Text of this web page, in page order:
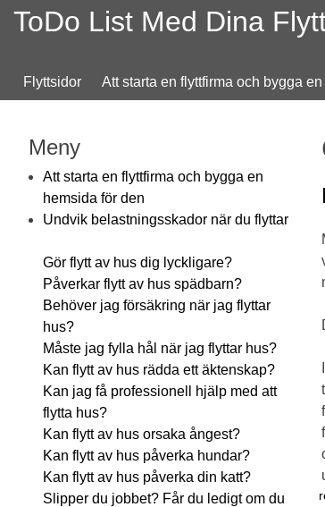
ToDo List Med Dina
Flyttsidor Att starta en flyttfirma och bygga
Meny
Att starta en flyttfirma och bygga en
hemsida för den
Undvik belastningsskador när du flyttar
Gör flytt av hus dig lyckligare?
Påverkar flytt av hus spädbarn?
Behöver jag försäkring när jag flyttar
hus?
Måste jag fylla hål när jag flyttar hus?
Kan flytt av hus rädda ett äktenskap?
Kan jag få professionell hjälp med att
flytta hus?
Kan flytt av hus orsaka ångest?
Kan flytt av hus påverka hundar?
Kan flytt av hus påverka din katt?
Slipper du jobbet? Får du ledigt om du